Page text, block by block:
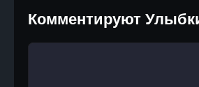
Комментируют